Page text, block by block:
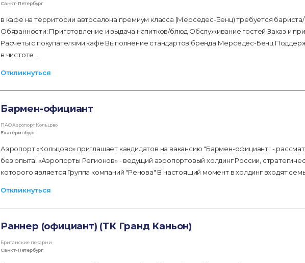
Санкт-Петербург
в кафе на территории автосалона премиум класса (Мерседес-Бенц) требуется
Обязанности: Приготовление и выдача напитков/блюд Обслуживание гостей Заказ и
Расчеты с покупателями кафе Выполнение стандартов бренда Мерседес-Бенц
в чистоте …
Откликнуться
Бармен-официант
ПАО Аэропорт Кольцово
Екатеринбург
Аэропорт «Кольцово» приглашает кандидатов на вакансию "Бармен-официант" -
без опыта! «Аэропорты Регионов» - ведущий аэропортовый холдинг России,
которого является Группа компаний "Ренова" В настоящий момент в холдинг входят
Откликнуться
Раннер (официант) (ТК Гранд Каньон)
Британские пекарни
Санкт-Петербург